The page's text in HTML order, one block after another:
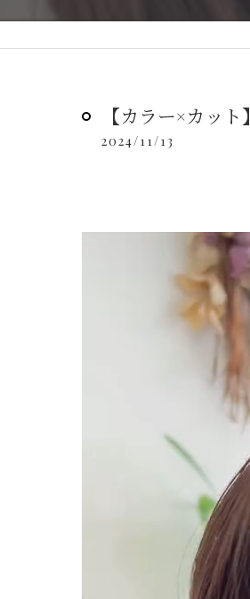
【カラー×カット】
2024/11/13